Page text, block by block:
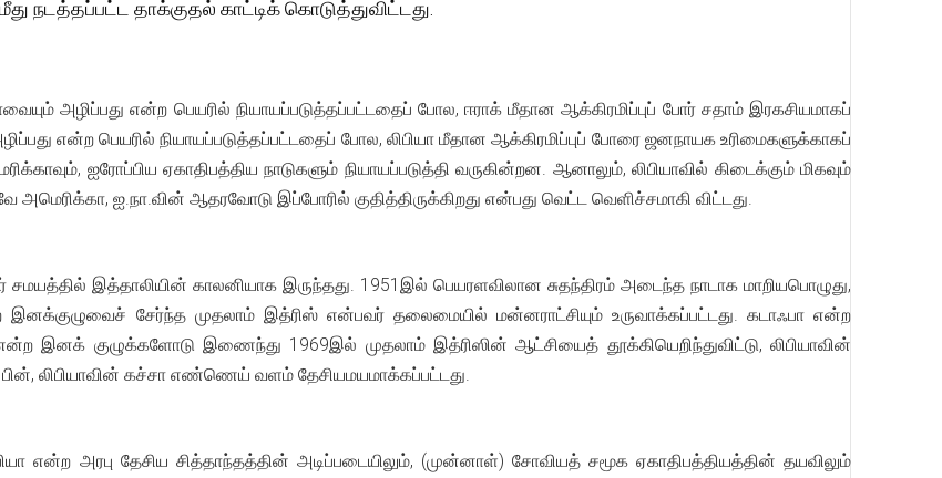
நடத்தப்பட்ட தாக்குதல் காட்டிக் கொடுத்துவிட்டது.
அழிப்பது என்ற பெயரில் நியாயப்படுத்தப்பட்டதைப் போல, ஈராக் மீதான ஆக்கிரமிப்புப் போர் சதாம் இரகசியமாகப்
என்ற பெயரில் நியாயப்படுத்தப்பட்டதைப் போல, லிபியா மீதான ஆக்கிரமிப்புப் போரை ஜனநாயக உரிமைகளுக்காகப்
ஐரோப்பிய ஏகாதிபத்திய நாடுகளும் நியாயப்படுத்தி வருகின்றன. ஆனாலும், லிபியாவில் கிடைக்கும் மிகவும்
ஐ.நா.வின் ஆதரவோடு இப்போரில் குதித்திருக்கிறது என்பது வெட்ட வெளிச்சமாகி விட்டது.
இத்தாலியின் காலனியாக இருந்தது. 1951இல் பெயரளவிலான சுதந்திரம் அடைந்த நாடாக மாறியபொழுது,
இனக்குழுவைச் சேர்ந்த முதலாம் இத்ரிஸ் என்பவர் தலைமையில் மன்னராட்சியும் உருவாக்கப்பட்டது. கடாஃபா என்ற
இனக் குழுக்களோடு இணைந்து 1969இல் முதலாம் இத்ரிஸின் ஆட்சியைத் தூக்கியெறிந்துவிட்டு, லிபியாவின்
லிபியாவின் கச்சா எண்ணெய் வளம் தேசியமயமாக்கப்பட்டது.
என்ற அரபு தேசிய சித்தாந்தத்தின் அடிப்படையிலும், (முன்னாள்) சோவியத் சமூக ஏகாதிபத்தியத்தின் தயவிலும்